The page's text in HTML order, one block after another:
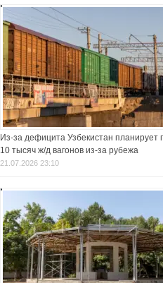
Из-за дефицита Узбекистан планирует
10 тысяч ж/д вагонов из-за рубежа
21.07.2026 23:10